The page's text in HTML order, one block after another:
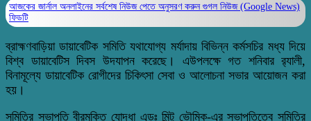
আজকের জার্নাল অনলাইনের সর্বশেষ নিউজ পেতে অনুসরণ করুন গুগল নিউজ (Google News)
ফিডটি
ব্রাহ্মণবাড়িয়া ডায়াবেটিক সমিতি যথাযোগ্য মর্যাদায় বিভিন্ন কর্মসচির মধ্য দিয়ে
বিশ্ব ডায়াবেটিস দিবস উদযাপন করেছে। এউপলক্ষে গত শনিবার র‌্যালী,
বিনামূল্যে ডায়াবেটিক রোগীদের চিকিৎসা সেবা ও আলোচনা সভার আয়োজন করা
হয়।
সমিতির সভাপতি বীরমুক্তি যোদ্ধা এডঃ মিন্টু ভৌমিক-এর সভাপতিত্বে সমিতির